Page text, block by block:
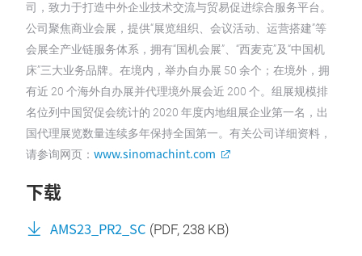
司，致力于打造中外企业技术交流与贸易促进综合服务平台。
公司聚焦商业会展，提供“展览组织、会议活动、运营搭建”等
会展全产业链服务体系，拥有“国机会展”、“西麦克”及“中国机
床”三大业务品牌。在境内，举办自办展 50 余个；在境外，拥
有近 20 个海外自办展并代理境外展会近 200 个。组展规模排
名位列中国贸促会统计的 2020 年度内地组展企业第一名，出
国代理展览数量连续多年保持全国第一。有关公司详细资料，
请参询网页： www.sinomachint.com
下载
AMS23_PR2_SC (PDF, 238 KB)